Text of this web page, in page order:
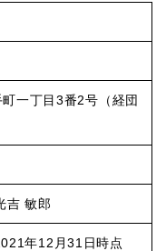
一丁目3番2号（経団
敏郎
年12月31日時点